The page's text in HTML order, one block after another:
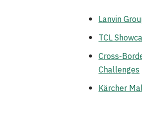
Lanvin
TCL
Cross-
Challenges
Kärcher